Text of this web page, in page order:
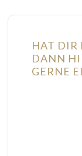
HAT DIR
DANN
GERNE